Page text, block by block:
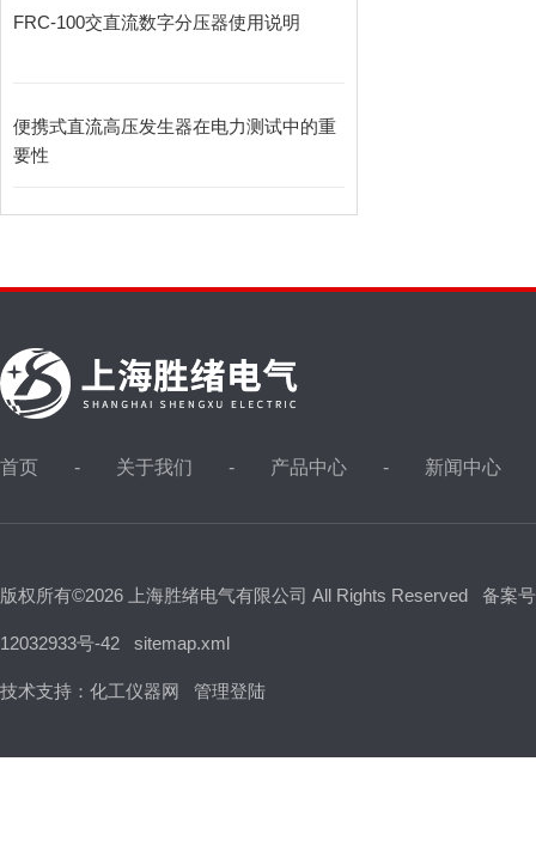
FRC-100交直流数字分压器使用说明
便携式直流高压发生器在电力测试中的重
要性
首页 关于我们 产品中心 新闻中心
版权所有©2026 上海胜绪电气有限公司 All Rights Reserved 备案
12032933号-42 sitemap.xml
技术支持： 化工仪器网 管理登陆